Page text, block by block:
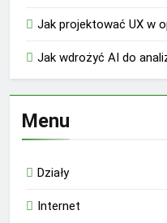
Jak projektować UX w
Jak wdrożyć AI do
Menu
Działy
Internet